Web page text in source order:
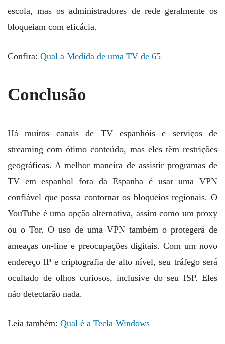
escola, mas os administradores de rede geralmente os
bloqueiam com eficácia.
Confira: Qual a Medida de uma TV de 65
Conclusão
Há muitos canais de TV espanhóis e serviços de
streaming com ótimo conteúdo, mas eles têm restrições
geográficas. A melhor maneira de assistir programas de
TV em espanhol fora da Espanha é usar uma VPN
confiável que possa contornar os bloqueios regionais. O
YouTube é uma opção alternativa, assim como um proxy
ou o Tor. O uso de uma VPN também o protegerá de
ameaças on-line e preocupações digitais. Com um novo
endereço IP e criptografia de alto nível, seu tráfego será
ocultado de olhos curiosos, inclusive do seu ISP. Eles
não detectarão nada.
Leia também: Qual é a Tecla Windows